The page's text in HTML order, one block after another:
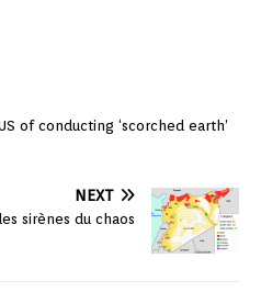
of conducting ‘scorched earth’
NEXT
sirènes du chaos